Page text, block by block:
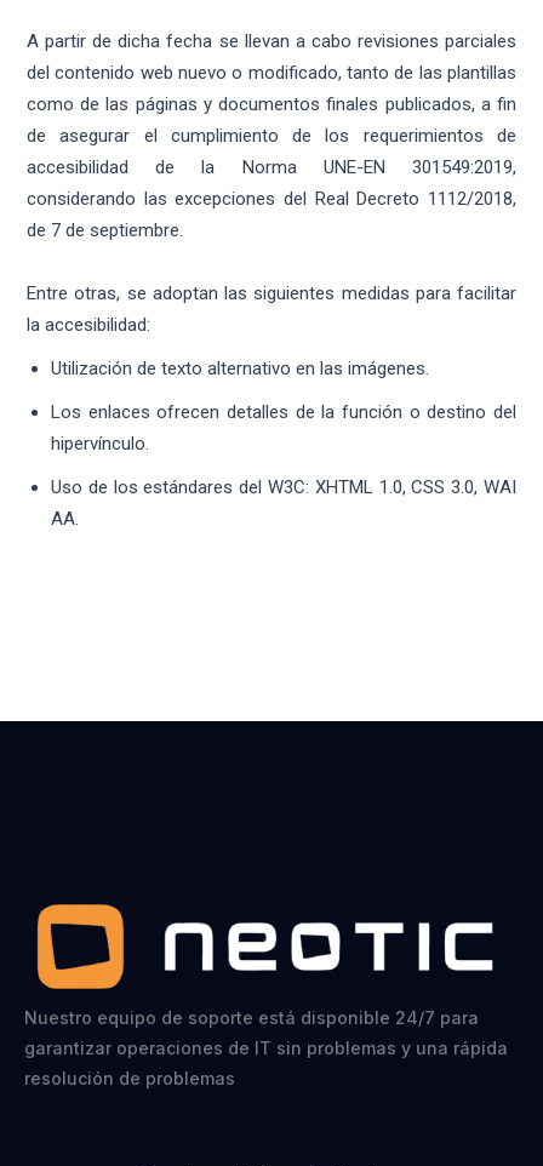
A partir de dicha fecha se llevan a cabo revisiones parciales
del contenido web nuevo o modificado, tanto de las plantillas
como de las páginas y documentos finales publicados, a fin
de asegurar el cumplimiento de los requerimientos de
accesibilidad de la Norma UNE-EN 301549:2019,
considerando las excepciones del Real Decreto 1112/2018,
de 7 de septiembre.
Entre otras, se adoptan las siguientes medidas para facilitar
la accesibilidad:
Utilización de texto alternativo en las imágenes.
Los enlaces ofrecen detalles de la función o destino del
hipervínculo.
Uso de los estándares del W3C: XHTML 1.0, CSS 3.0, WAI
AA.
Nuestro equipo de soporte está disponible 24/7 para
garantizar operaciones de IT sin problemas y una rápida
resolución de problemas